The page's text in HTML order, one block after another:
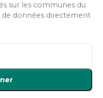
sur les communes du
de données directement